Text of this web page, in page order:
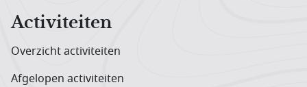
Activiteiten
Overzicht activiteiten
Afgelopen activiteiten